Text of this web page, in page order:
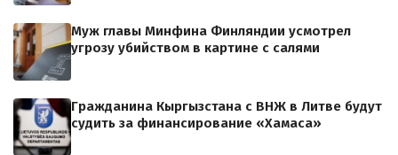
Муж главы Минфина Финляндии усмотрел
угрозу убийством в картине с салями
Гражданина Кыргызстана с ВНЖ в Литве будут
судить за финансирование «Хамаса»